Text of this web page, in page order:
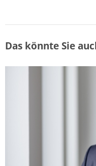
Das könnte Sie